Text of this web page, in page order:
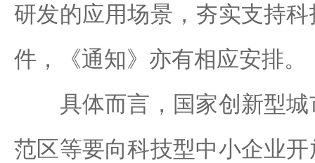
研发的应用场景，夯实支持
件，《通知》亦有相应安排。
具体而言，国家创新型城
范区等要向科技型中小企业